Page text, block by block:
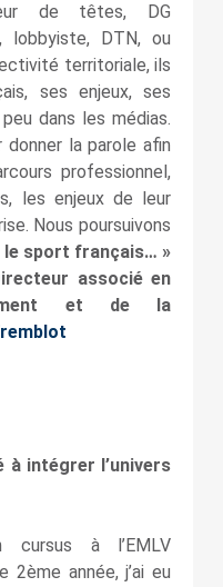
de têtes, DG
lobbyiste, DTN, ou
territoriale, ils
ses enjeux, ses
dans les médias.
la parole afin
professionnel,
les enjeux de leur
Nous poursuivons
le sport français… »
associé en
et de la
à intégrer l’univers
à l’EMLV
année, j’ai eu